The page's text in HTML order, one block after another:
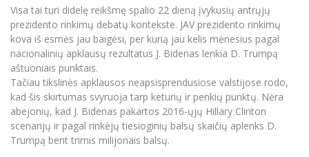
MRU merginų choras
Vilniaus Karaliaus Sedžiongo institutas
Frankofoniškų šalių studijų centras
Doktorantūra
Projektai
Akademinė leidyba
Mokymų LAB
Mokslo naujienos
Darbas MRU
Universiteto simbolika
Atributika
Naujienos
Tarptautiškumas
Magistrantūros studijos
Vadovų MBA
Švietimo ir kultūros vadovų MPA
Teisės LL.M.
Papildomosios studijos
Pedagogų rengimas
Doktorantūros studijos
Profesinės bakalauro studijos
Personalo valdymo centras
Visa tai turi didelę reikšmę spalio 22 dieną įvykusių antrųjų
prezidento rinkimų debatų kontekste. JAV prezidento rinkimų
kova iš esmės jau baigėsi, per kurią jau kelis mėnesius pagal
nacionalinių apklausų rezultatus J. Bidenas lenkia D. Trumpą
aštuoniais punktais.
Tačiau tikslinės apklausos neapsisprendusiose valstijose rodo,
kad šis skirtumas svyruoja tarp keturių ir penkių punktų. Nėra
abejonių, kad J. Bidenas pakartos 2016-ųjų Hillary Clinton
scenarijų ir pagal rinkėjų tiesioginių balsų skaičių aplenks D.
Trumpą bent trimis milijonais balsų.